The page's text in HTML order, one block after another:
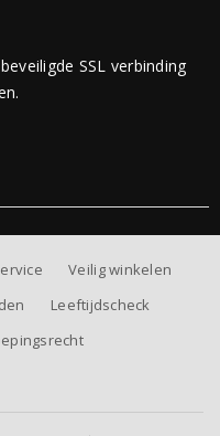
SSL verbinding
Veilig winkelen
Leeftijdscheck